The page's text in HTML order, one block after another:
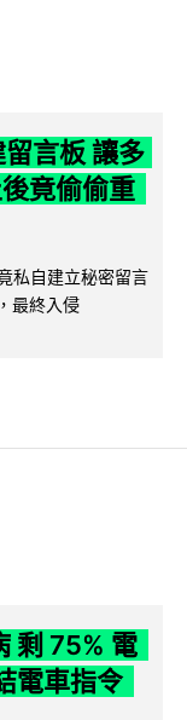
言板 讓多
竟偷偷重
私自建立秘密留言
最終入侵
剩 75% 電
電車指令